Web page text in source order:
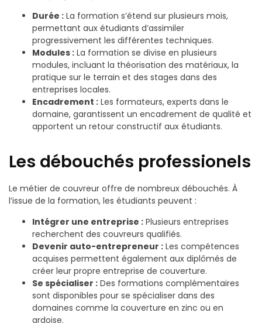
Durée : La formation s’étend sur plusieurs mois,
permettant aux étudiants d’assimiler
progressivement les différentes techniques.
Modules : La formation se divise en plusieurs
modules, incluant la théorisation des matériaux, la
pratique sur le terrain et des stages dans des
entreprises locales.
Encadrement : Les formateurs, experts dans le
domaine, garantissent un encadrement de qualité et
apportent un retour constructif aux étudiants.
Les débouchés professionels
Le métier de couvreur offre de nombreux débouchés. À
l’issue de la formation, les étudiants peuvent :
Intégrer une entreprise : Plusieurs entreprises
recherchent des couvreurs qualifiés.
Devenir auto-entrepreneur : Les compétences
acquises permettent également aux diplômés de
créer leur propre entreprise de couverture.
Se spécialiser : Des formations complémentaires
sont disponibles pour se spécialiser dans des
domaines comme la couverture en zinc ou en
ardoise.